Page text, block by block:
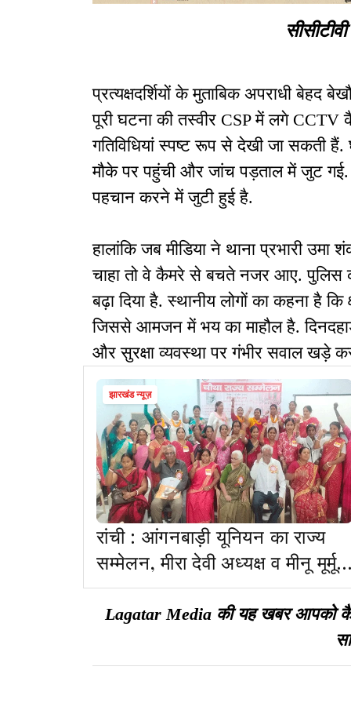
प्रत्यक्षदर्शियों के मुताबिक अपराधी
पूरी घटना की तस्वीर CSP में लगे CCTV
गतिविधियां स्पष्ट रूप से देखी जा सकती
मौके पर पहुंची और जांच पड़ताल में जुट
पहचान करने में जुटी हुई है.
हालांकि जब मीडिया ने थाना प्रभारी
चाहा तो वे कैमरे से बचते नजर आए. पुलिस
बढ़ा दिया है. स्थानीय लोगों का कहना है
जिससे आमजन में भय का माहौल है.
और सुरक्षा व्यवस्था पर गंभीर सवाल खड़े
झारखंड न्यूज़
रांची : आंगनबाड़ी यूनियन का राज्य
सम्मेलन, मीरा देवी अध्यक्ष व मीनू मूर्मू
महासचिव चुनी गईं
Lagatar Media की यह खबर आपको